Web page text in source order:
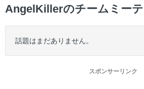
AngelKillerのチームミー
話題はまだありません。
スポンサーリンク